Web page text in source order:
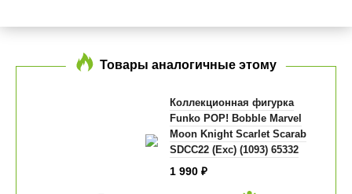
Товары аналогичные этому
Коллекционная фигурка
Funko POP! Bobble Marvel
Moon Knight Scarlet Scarab
SDCC22 (Exc) (1093) 65332
1 990 ₽